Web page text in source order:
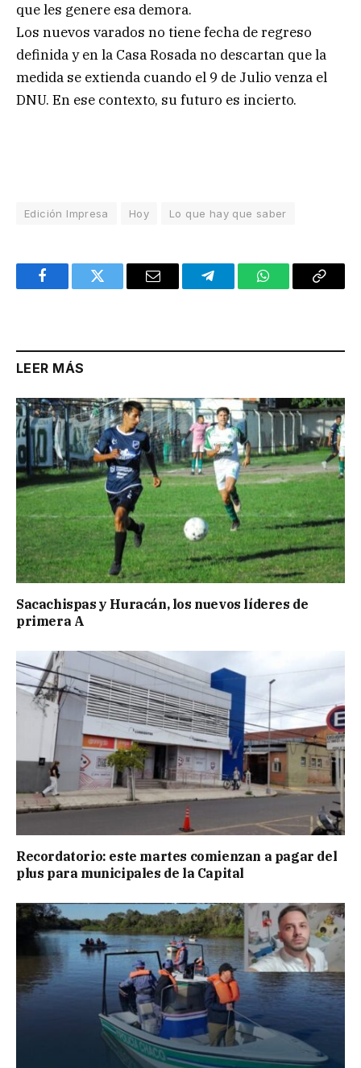
que les genere esa demora.
Los nuevos varados no tiene fecha de regreso
definida y en la Casa Rosada no descartan que la
medida se extienda cuando el 9 de Julio venza el
DNU. En ese contexto, su futuro es incierto.
Edición Impresa Hoy Lo que hay que saber
FacebookTwitter Email TelegramWhatsAppCopy
LEER MÁS
Sacachispas y Huracán, los nuevos líderes de
primera A
Recordatorio: este martes comienzan a pagar del
plus para municipales de la Capital